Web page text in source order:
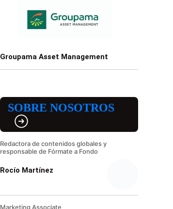
Groupama Asset Management
SOBRE NOSOTROS
Redactora de contenidos globales y
responsable de Fórmate a Fondo
Rocío Martínez
Marketing Associate